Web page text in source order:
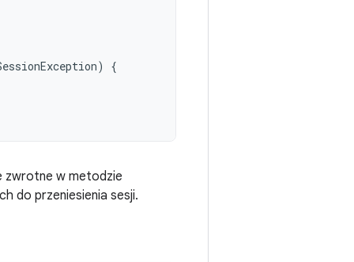
)
{
zwrotne w metodzie
do przeniesienia sesji.